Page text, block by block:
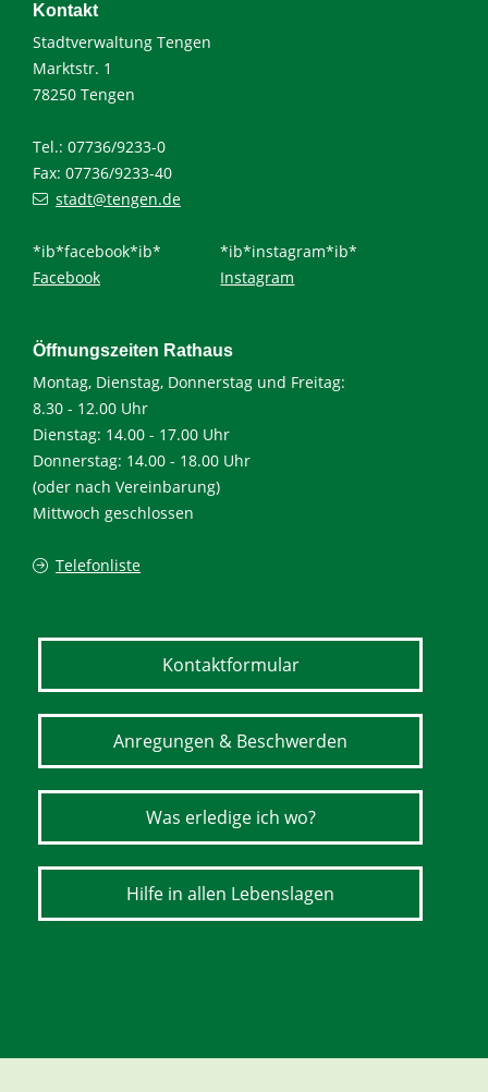
Kontakt
Stadtverwaltung Tengen
Marktstr. 1
78250 Tengen
Tel.: 07736/9233-0
Fax: 07736/9233-40
stadt@tengen.de
*ib*facebook*ib*
Facebook
*ib*instagram*ib*
Instagram
Öffnungszeiten Rathaus
Montag, Dienstag, Donnerstag und Freitag:
8.30 - 12.00 Uhr
Dienstag: 14.00 - 17.00 Uhr
Donnerstag: 14.00 - 18.00 Uhr
(oder nach Vereinbarung)
Mittwoch geschlossen
Telefonliste
Kontaktformular
Anregungen & Beschwerden
Was erledige ich wo?
Hilfe in allen Lebenslagen